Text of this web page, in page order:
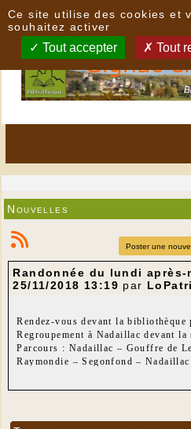
Nouvelles
Poster une
Randonnée du lundi après-
25/11/2018 13:19 par
Rendez-vous devant la
Regroupement à Nadaillac devant
Parcours : Nadaillac – Gouffre de
Raymondie – Segonfond – Nadaillac
Dénivelé positif : 140 m
Ce site utilise des cookies et
souhaitez activer
Tout accepter Tout